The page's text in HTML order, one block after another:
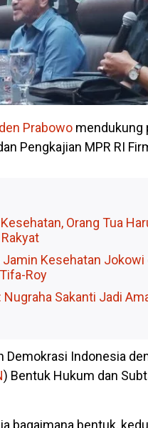
Prabowo mendukung
Pengkajian MPR RI
Orang Tua
Kesehatan Jokowi
Roy
Nugraha Sakanti Jadi
Indonesia
) Bentuk Hukum dan
bagaimana bentuk,